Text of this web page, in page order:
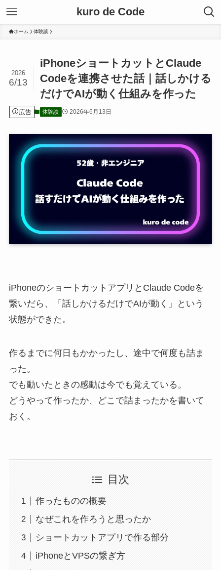
kuro de Code
ホーム 体験談
iPhoneショートカットとClaude
Codeを連携させた話｜話しかける
だけでAIが動く仕組みを作った
2026
6/13
広告 体験談 2026年6月13日
iPhoneのショートカットアプリとClaude Codeを
繋いだら、「話しかけるだけでAIが動く」という
状態ができた。
作るまでに何日もかかったし、途中で何度も詰ま
った。
でも動いたときの感動は今でも覚えている。
どうやって作ったか、どこで詰まったかを書いて
おく。
目次
作ったものの概要
なぜこれを作ろうと思ったか
ショートカットアプリで作る部分
iPhoneとVPSの繋ぎ方